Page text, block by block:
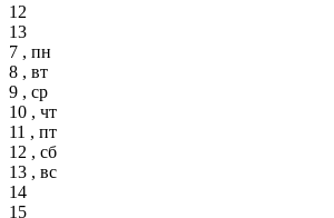
12
13
7 , пн
8 , вт
9 , ср
10 , чт
11 , пт
12 , сб
13 , вс
14
15